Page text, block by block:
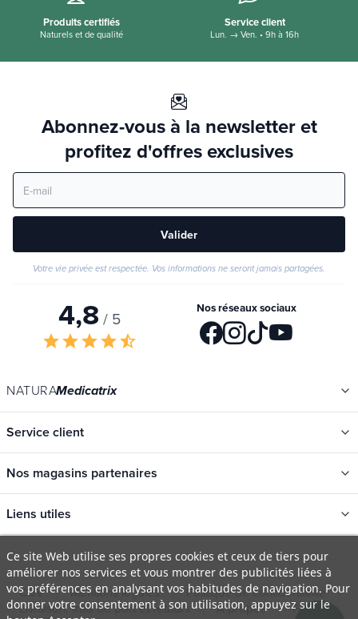
Produits certifiés
Naturels et de qualité
Service client
Lun. → Ven. • 9h à 16h
Abonnez-vous à la newsletter et
profitez d'offres exclusives
Valider
Votre vie privée est respectée. Vos informations ne seront jamais partagées.
4,8 / 5
starstarstarstarstar_half
Nos réseaux sociaux
NATURAMedicatrix
Service client
Nos magasins partenaires
Liens utiles
Catégories
Nouveautés
Promotions
CGV Mentions légales
Politique de confidentialité
Livraison, frais de port et retours
À propos FAQ
Ce site Web utilise ses propres cookies et ceux de tiers pour
améliorer nos services et vous montrer des publicités liées à
vos préférences en analysant vos habitudes de navigation. Pour
donner votre consentement à son utilisation, appuyez sur le